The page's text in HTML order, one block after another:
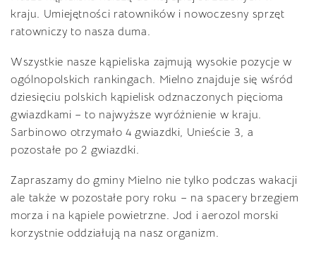
kraju. Umiejętności ratowników i nowoczesny sprzęt
ratowniczy to nasza duma.
Wszystkie nasze kąpieliska zajmują wysokie pozycje w
ogólnopolskich rankingach. Mielno znajduje się wśród
dziesięciu polskich kąpielisk odznaczonych pięcioma
gwiazdkami – to najwyższe wyróżnienie w kraju.
Sarbinowo otrzymało 4 gwiazdki, Unieście 3, a
pozostałe po 2 gwiazdki.
Zapraszamy do gminy Mielno nie tylko podczas wakacji
ale także w pozostałe pory roku – na spacery brzegiem
morza i na kąpiele powietrzne. Jod i aerozol morski
korzystnie oddziałują na nasz organizm.